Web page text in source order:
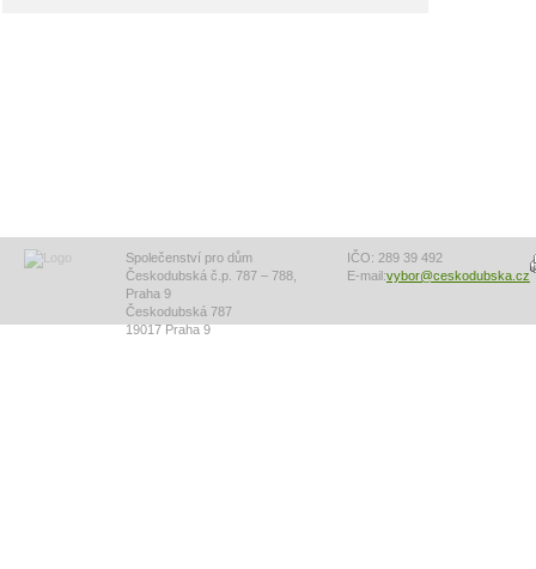
Společenství pro dům
Českodubská č.p. 787 – 788,
Praha 9
Českodubská 787
19017 Praha 9
IČO: 289 39 492
E-mail:vybor@ceskodubska.cz